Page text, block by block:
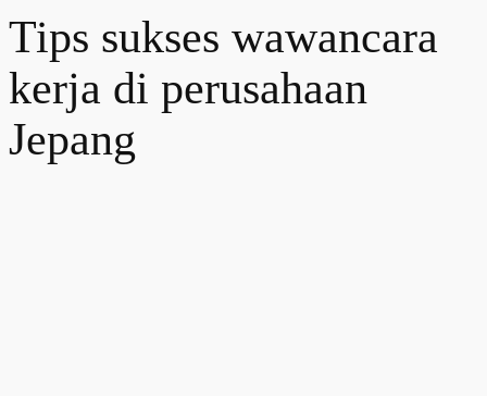
Tips sukses wawancara
kerja di perusahaan
Jepang